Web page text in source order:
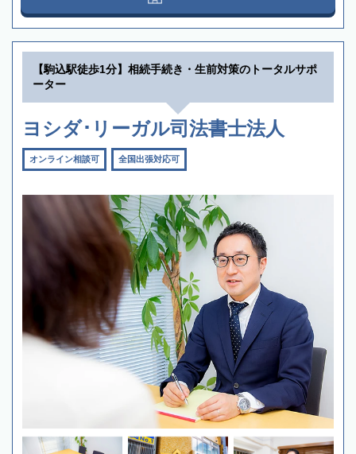
【駒込駅徒歩1分】相続手続き・生前対策のトータルサポ
ーター
ヨシダ･リーガル司法書士法人
オンライン相談可 全国出張対応可